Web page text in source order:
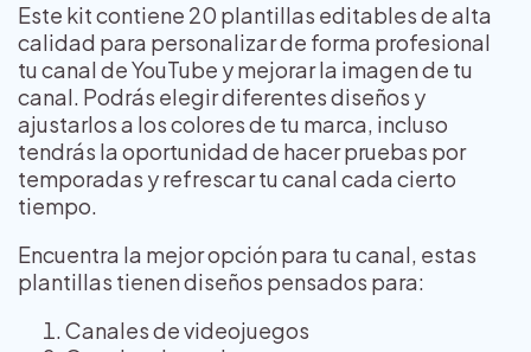
Este kit contiene 20 plantillas editables de alta
calidad para personalizar de forma profesional
tu canal de YouTube y mejorar la imagen de tu
canal. Podrás elegir diferentes diseños y
ajustarlos a los colores de tu marca, incluso
tendrás la oportunidad de hacer pruebas por
temporadas y refrescar tu canal cada cierto
tiempo.
Encuentra la mejor opción para tu canal, estas
plantillas tienen diseños pensados para:
Canales de videojuegos